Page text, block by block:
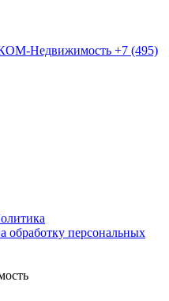
+7 (495)
обработку персональных